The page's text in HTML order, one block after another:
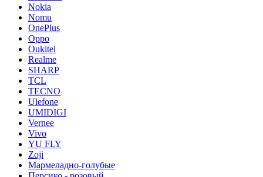
Nokia
Nomu
OnePlus
Oppo
Oukitel
Realme
SHARP
TCL
TECNO
Ulefone
UMIDIGI
Vernee
Vivo
YU FLY
Zoji
Мармеладно-голубые